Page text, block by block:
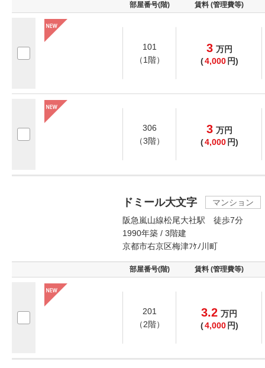
部屋番号(階) 賃料 (管理費等)
101
（1階）
3 万円
(4,000 円)
306
（3階）
3 万円
(4,000 円)
ドミール大文字
マンション
阪急嵐山線松尾大社駅 徒歩7分
1990年築 / 3階建
京都市右京区梅津ﾌｹﾉ川町
部屋番号(階) 賃料 (管理費等)
201
（2階）
3.2 万円
(4,000 円)